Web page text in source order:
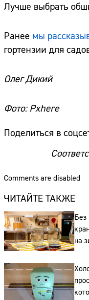
Лучше выбрать
Ранее мы
гортензии для
Олег Дикий
Фото: Pxhere
Поделиться в
Comments are disabled
ЧИТАЙТЕ ТАКЖЕ
Без
на